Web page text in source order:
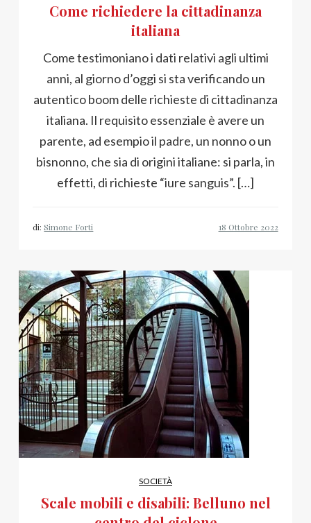
Come richiedere la cittadinanza
italiana
Come testimoniano i dati relativi agli ultimi
anni, al giorno d’oggi si sta verificando un
autentico boom delle richieste di cittadinanza
italiana. Il requisito essenziale è avere un
parente, ad esempio il padre, un nonno o un
bisnonno, che sia di origini italiane: si parla, in
effetti, di richieste “iure sanguis”. […]
di:Simone Forti
SOCIETÀ
Scale mobili e disabili: Belluno nel